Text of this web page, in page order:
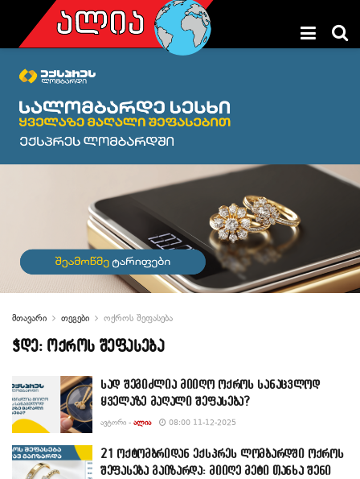
მთავარი თეგები ოქროს შეფასება
ჭდე: ოქროს შეფასება
სად შეგიძლია მიიღო ოქროს სანაცვლოდ
ყველაზე მაღალი შეფასება?
ᲐᲕᲢᲝᲠᲘ - ᲐᲚᲘᲐ 08:00 11-12-2025
21 ოქტომბრიდან ექსპრეს ლომბარდში ოქროს
შეფასება გაიზარდა: მიიღე მეტი თანხა შენი